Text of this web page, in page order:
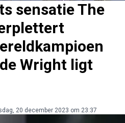
sensatie The
Wright ligt
20 december 2023 om 23:37